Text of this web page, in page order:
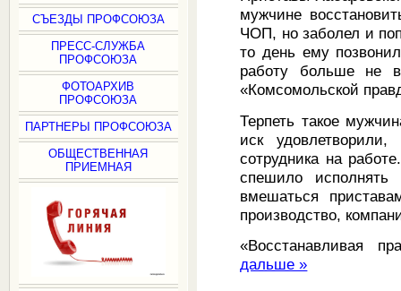
СЪЕЗДЫ ПРОФСОЮЗА
ПРЕСС-СЛУЖБА
ПРОФСОЮЗА
ФОТОАРХИВ
ПРОФСОЮЗА
ПАРТНЕРЫ ПРОФСОЮЗА
ОБЩЕСТВЕННАЯ
ПРИЕМНАЯ
мужчине
ЧОП, но заболел и
то день ему
работу больше не
«Комсомольской
Терпеть такое
иск
сотрудника на
спешило исполнять
вмешаться
производство,
«Восстанавливая
дальше »